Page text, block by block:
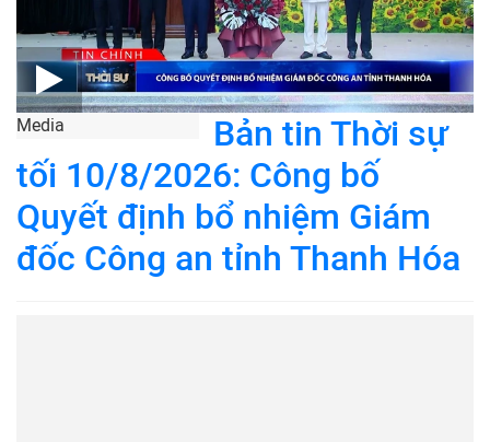
Media
Bản tin Thời sự
tối 10/8/2026: Công bố
Quyết định bổ nhiệm Giám
đốc Công an tỉnh Thanh Hóa